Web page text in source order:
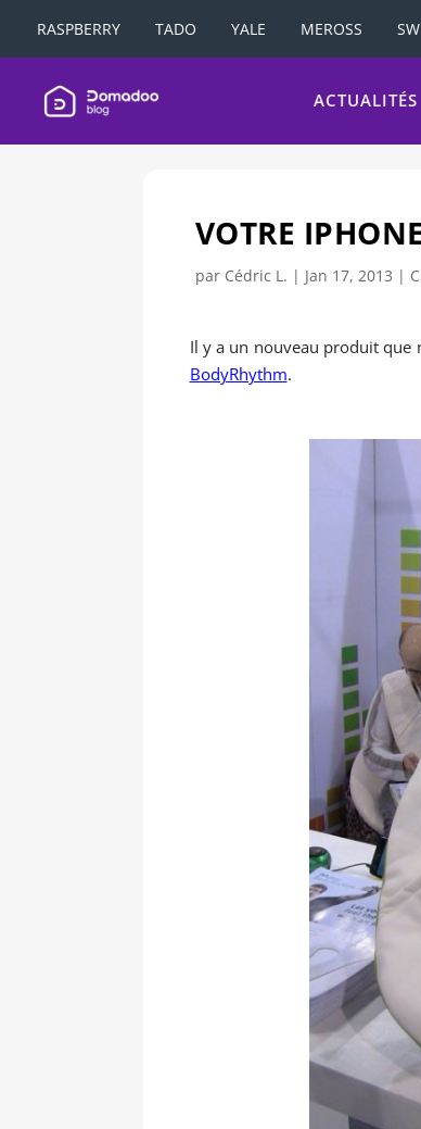
RASPBERRY TADO YALE MEROSS
ACTUALITÉS
VOTRE
par Cédric L. | Jan 17, 2013 |
Il y a un nouveau produit que
BodyRhythm.